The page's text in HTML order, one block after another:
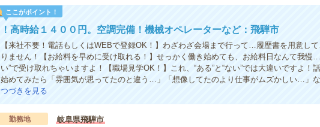
ここがポイント！
！高時給１４００円。空調完備！機械オペレーターなど：飛騨市
【来社不要！電話もしくはWEBで登録OK！】わざわざ会場まで行って…履歴書を用意し
りません！【お給料を早めに受け取れる！】せっかく働き始めても、お給料日なんて我慢
い”で受け取れちゃいますよ！【職場見学OK！】これ、“ある”と“ない”では大違いですよ！
始めてみたら「雰囲気が思ってたのと違う…」「想像してたのより仕事がムズかしい…」
つづきを見る
勤務地
岐阜県飛騨市